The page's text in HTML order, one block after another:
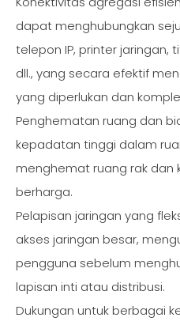
dapat menghubungkan
telepon IP, printer jaringan,
dll., yang secara efektif
yang diperlukan dan
Penghematan ruang dan
kepadatan tinggi dalam
menghemat ruang rak dan
berharga.
Pelapisan jaringan yang
akses jaringan besar,
pengguna sebelum
lapisan inti atau distribusi.
Dukungan untuk berbagai